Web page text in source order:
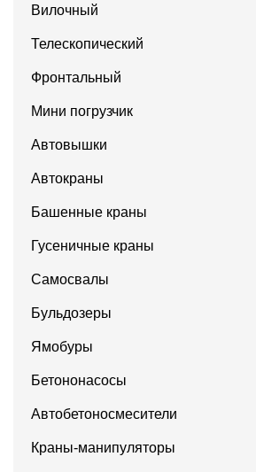
Вилочный
Телескопический
Фронтальный
Мини погрузчик
Автовышки
Автокраны
Башенные краны
Гусеничные краны
Самосвалы
Бульдозеры
Ямобуры
Бетононасосы
Автобетоносмесители
Краны-манипуляторы